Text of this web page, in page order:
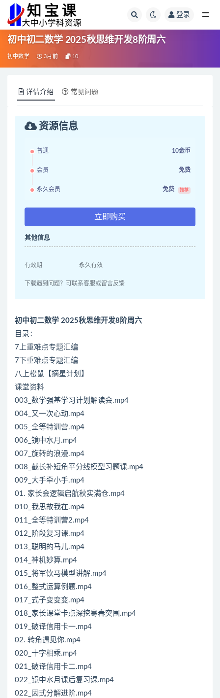
登录
初中初二数学 2025秋思维开发8阶周六
初中数学 3月前 10
详情介绍 常见问题
资源信息
普通 10金币
会员 免费
永久会员 免费 推荐
立即购买
其他信息
有效期 永久有效
下载遇到问题？可联系客服或留言反馈
初中初二数学 2025秋思维开发8阶周六
目录：
7上重难点专题汇编
7下重难点专题汇编
八上松鼠【摘星计划】
课堂资料
003_数学强基学习计划解读会.mp4
004_又一次心动.mp4
005_全等特训营.mp4
006_镜中水月.mp4
007_旋转的浪漫.mp4
008_截长补短角平分线模型习题课.mp4
009_大手牵小手.mp4
01. 家长会逻辑启航秋实满仓.mp4
010_我思故我在.mp4
011_全等特训营2.mp4
012_阶段复习课.mp4
013_聪明的马儿.mp4
014_神机妙算.mp4
015_将军饮马模型讲解.mp4
016_整式运算例题.mp4
017_式子变变变.mp4
018_家长课堂卡点深挖寒春突围.mp4
019_破译信用卡一.mp4
02. 转角遇见你.mp4
020_十字相乘.mp4
021_破译信用卡二.mp4
022_镜中水月课后复习课.mp4
022_因式分解进阶.mp4
全部